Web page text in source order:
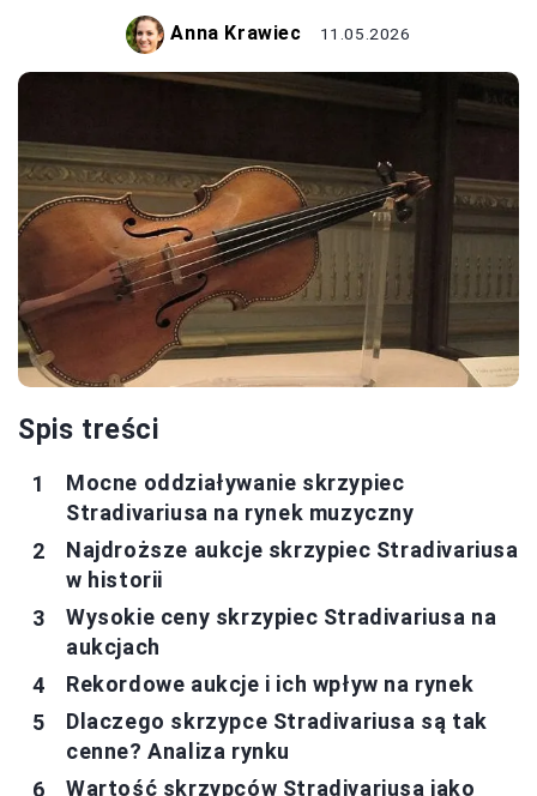
Anna Krawiec 11.05.2026
Spis treści
Mocne oddziaływanie skrzypiec
Stradivariusa na rynek muzyczny
Najdroższe aukcje skrzypiec Stradivariusa
w historii
Wysokie ceny skrzypiec Stradivariusa na
aukcjach
Rekordowe aukcje i ich wpływ na rynek
Dlaczego skrzypce Stradivariusa są tak
cenne? Analiza rynku
Wartość skrzypców Stradivariusa jako